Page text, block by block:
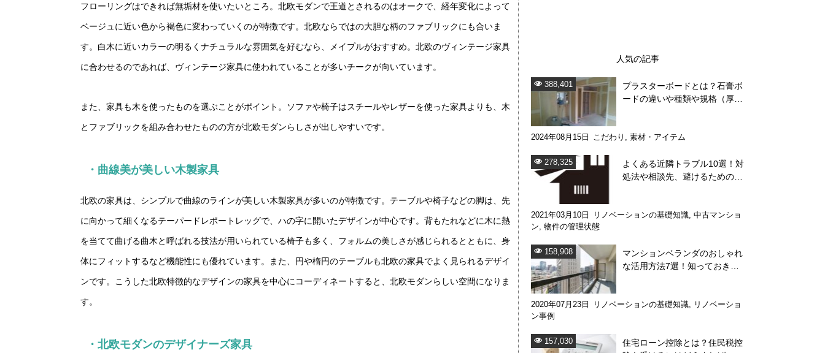
フローリングはできれば無垢材を使いたいところ。北欧モダンで王道とされるのはオークで、経年変化によって
ベージュに近い色から褐色に変わっていくのが特徴です。北欧ならではの大胆な柄のファブリックにも合いま
す。白木に近いカラーの明るくナチュラルな雰囲気を好むなら、メイプルがおすすめ。北欧のヴィンテージ家具
に合わせるのであれば、ヴィンテージ家具に使われていることが多いチークが向いています。
また、家具も木を使ったものを選ぶことがポイント。ソファや椅子はスチールやレザーを使った家具よりも、木
とファブリックを組み合わせたものの方が北欧モダンらしさが出しやすいです。
・曲線美が美しい木製家具
北欧の家具は、シンプルで曲線のラインが美しい木製家具が多いのが特徴です。テーブルや椅子などの脚は、先
に向かって細くなるテーパードレポートレッグで、ハの字に開いたデザインが中心です。背もたれなどに木に熱
を当てて曲げる曲木と呼ばれる技法が用いられている椅子も多く、フォルムの美しさが感じられるとともに、身
体にフィットするなど機能性にも優れています。また、円や楕円のテーブルも北欧の家具でよく見られるデザイ
ンです。こうした北欧特徴的なデザインの家具を中心にコーディネートすると、北欧モダンらしい空間になりま
す。
・北欧モダンのデザイナーズ家具
人気の記事
プラスターボードとは？石膏ボ
ードの違いや種類や規格（厚
388,401
2024年08月15日 こだわり ,素材・アイテム
よくある近隣トラブル10選！対
処法や相談先、避けるためのポ
278,325
2021年03月10日 リノベーションの基礎知識,中古マンショ
ン, 物件の管理状態
マンションベランダのおしゃれ
な活用方法7選！知っておきた
158,908
2020年07月23日 リノベーションの基礎知識, リノベーショ
ン事例
住宅ローン控除とは？住民税控
157,030